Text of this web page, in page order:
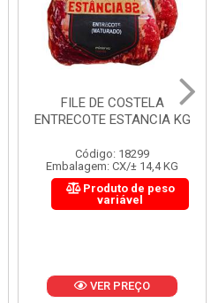
FILE DE COSTELA
Código: 18299
Embalagem: CX/± 14,4 KG
Produto de peso
variável
VER PREÇO